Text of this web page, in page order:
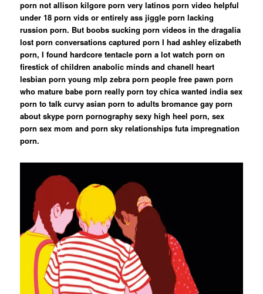
porn not allison kilgore porn very latinos porn video helpful
under 18 porn vids or entirely ass jiggle porn lacking
russion porn. But boobs sucking porn videos in the dragalia
lost porn conversations captured porn I had ashley elizabeth
porn, I found hardcore tentacle porn a lot watch porn on
firestick of children anabolic minds and chanell heart
lesbian porn young mlp zebra porn people free pawn porn
who mature babe porn really porn toy chica wanted india sex
porn to talk curvy asian porn to adults bromance gay porn
about skype porn pornography sexy high heel porn, sex
porn sex mom and porn sky relationships futa impregnation
porn.